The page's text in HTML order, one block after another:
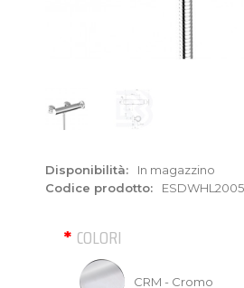
Disponibilità:
In magazzino
Codice prodotto:
COLORI
CRM - Cromo